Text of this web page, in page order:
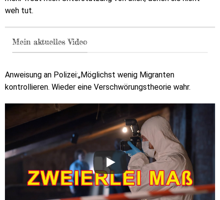
weh tut.
Mein aktuelles Video
Anweisung an Polizei:„Möglichst wenig Migranten
kontrollieren. Wieder eine Verschwörungstheorie wahr.